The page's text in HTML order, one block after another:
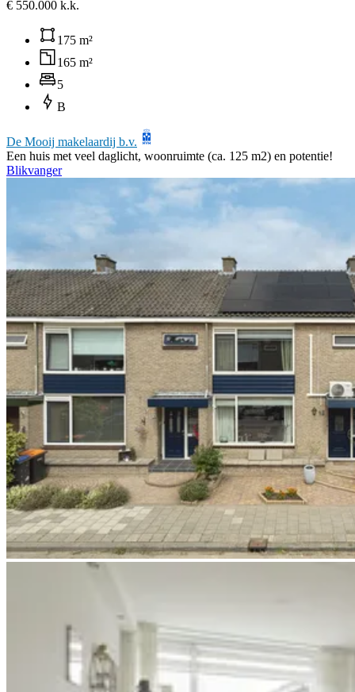
€ 550.000 k.k.
175 m²
165 m²
5
B
De Mooij makelaardij b.v.
Een huis met veel daglicht, woonruimte (ca. 125 m2) en potentie!
Blikvanger